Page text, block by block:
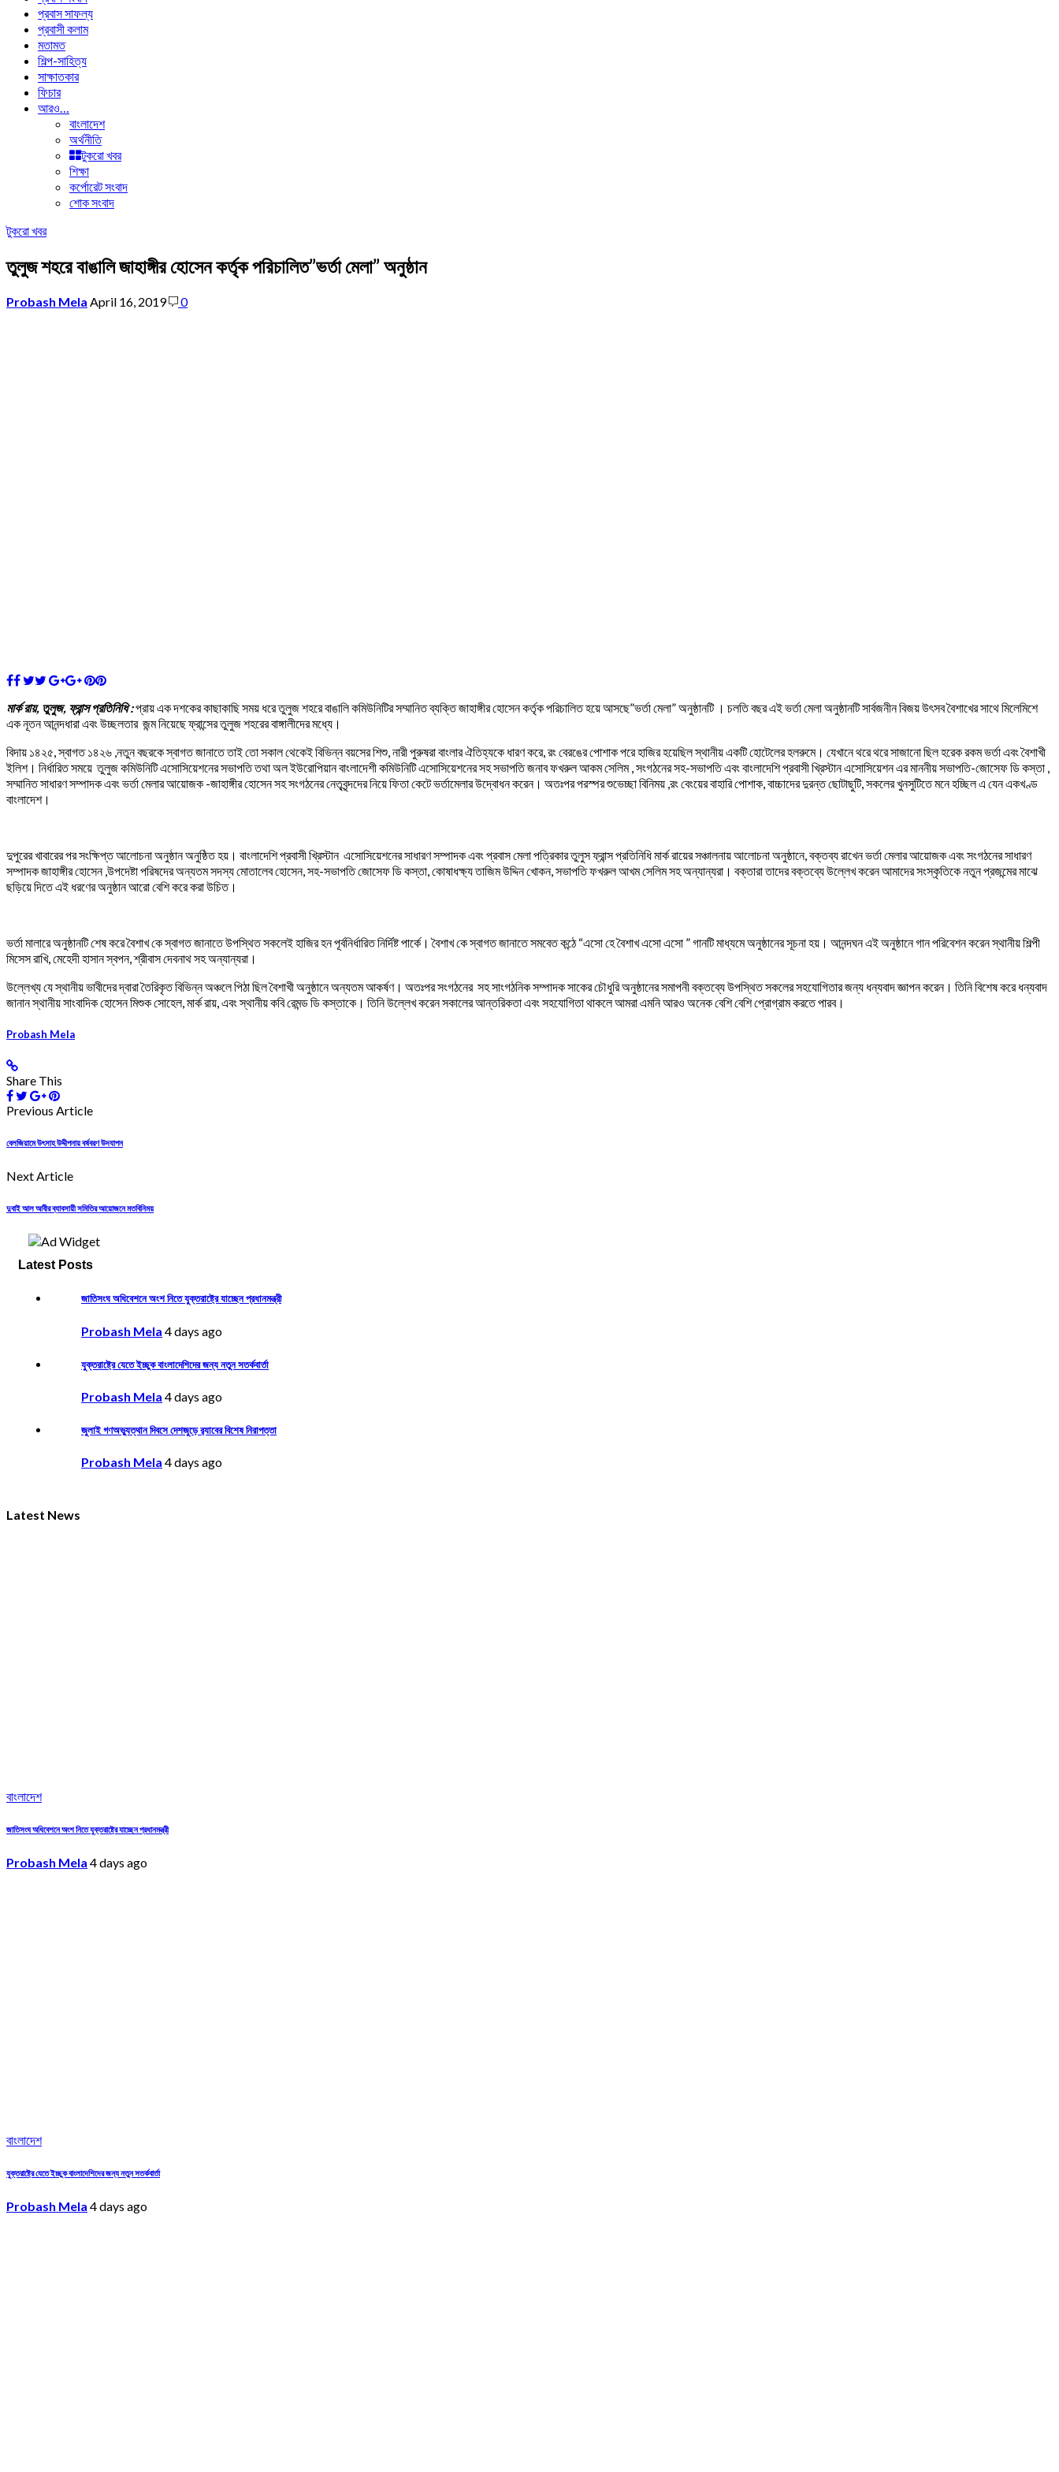
প্রবাস সাফল্য
প্রবাসী কলাম
মতামত
শিল্প-সাহিত্য
সাক্ষাতকার
ফিচার
আরও…
বাংলাদেশ
অর্থনীতি
টুকরো খবর
শিক্ষা
কর্পোরেট সংবাদ
শোক সংবাদ
টুকরো খবর
তুলুজ শহরে বাঙালি জাহাঙ্গীর হোসেন কর্তৃক পরিচালিত”ভর্তা মেলা” অনুষ্ঠান
Probash Mela April 16, 2019 0
মার্ক রায়, তুলুজ, ফ্রান্স প্রতিনিধি :প্রায় এক দশকের কাছাকাছি সময় ধরে তুলুজ শহরে বাঙালি কমিউনিটির সম্মানিত ব্যক্তি জাহাঙ্গীর হোসেন কর্তৃক পরিচালিত হয়ে আসছে”ভর্তা মেলা” অনুষ্ঠানটি । চলতি বছর এই ভর্তা মেলা অনুষ্ঠানটি সার্বজনীন বিজয় উৎসব বৈশাখের সাথে মিলেমিশে
এক নূতন আনন্দধারা এবং উচ্ছলতার জন্ম নিয়েছে ফ্রান্সের তুলুজ শহরের বাঙ্গালীদের মধ্যে।
বিদায় ১৪২৫, স্বাগত ১৪২৬ ,নতুন বছরকে স্বাগত জানাতে তাই তো সকাল থেকেই বিভিন্ন বয়সের শিশু, নারী পুরুষরা বাংলার ঐতিহ্যকে ধারণ করে, রং বেরঙের পোশাক পরে হাজির হয়েছিল স্থানীয় একটি হোটেলের হলরুমে। যেখানে থরে থরে সাজানো ছিল হরেক রকম ভর্তা এবং বৈশাখী
ইলিশ। নির্ধারিত সময়ে তুলুজ কমিউনিটি এসোসিয়েশনের সভাপতি তথা অল ইউরোপিয়ান বাংলাদেশী কমিউনিটি এসোসিয়েশনের সহ সভাপতি জনাব ফখরুল আকম সেলিম , সংগঠনের সহ-সভাপতি এবং বাংলাদেশি প্রবাসী খ্রিস্টান এসোসিয়েশন এর মাননীয় সভাপতি-জোসেফ ডি কস্তা ,
সম্মানিত সাধারণ সম্পাদক এবং ভর্তা মেলার আয়োজক -জাহাঙ্গীর হোসেন সহ সংগঠনের নেতৃবৃন্দদের নিয়ে ফিতা কেটে ভর্তামেলার উদ্বোধন করেন। অতঃপর পরস্পর শুভেচ্ছা বিনিময় ,রং বেংয়ের বাহারি পোশাক, বাচ্চাদের দুরন্ত ছোটাছুটি, সকলের খুনসুটিতে মনে হচ্ছিল এ যেন একখণ্ড
বাংলাদেশ।
দুপুরের খাবারের পর সংক্ষিপ্ত আলোচনা অনুষ্ঠান অনুষ্ঠিত হয়। বাংলাদেশি প্রবাসী খ্রিস্টান এসোসিয়েশনের সাধারণ সম্পাদক এবং প্রবাস মেলা পত্রিকার তুলুস ফ্রান্স প্রতিনিধি মার্ক রায়ের সঞ্চালনায় আলোচনা অনুষ্ঠানে, বক্তব্য রাখেন ভর্তা মেলার আয়োজক এবং সংগঠনের সাধারণ
সম্পাদক জাহাঙ্গীর হোসেন ,উপদেষ্টা পরিষদের অন্যতম সদস্য মোতালেব হোসেন, সহ-সভাপতি জোসেফ ডি কস্তা, কোষাধক্ষ্য তাজিম উদ্দিন খোকন, সভাপতি ফখরুল আখম সেলিম সহ অন্যান্যরা। বক্তারা তাদের বক্তব্যে উল্লেখ করেন আমাদের সংস্কৃতিকে নতুন প্রজন্মের মাঝে
ছড়িয়ে দিতে এই ধরণের অনুষ্ঠান আরো বেশি করে করা উচিত।
ভর্তা মালারে অনুষ্ঠানটি শেষ করে বৈশাখ কে স্বাগত জানাতে উপস্থিত সকলেই হাজির হন পূর্বনির্ধারিত নির্দিষ্ট পার্কে। বৈশাখ কে স্বাগত জানাতে সমবেত কন্ঠে “এসো হে বৈশাখ এসো এসো ” গানটি মাধ্যমে অনুষ্ঠানের সূচনা হয়। আনন্দঘন এই অনুষ্ঠানে গান পরিবেশন করেন স্থানীয় শিল্পী
মিসেস রাখি, মেহেদী হাসান স্বপন, শ্রীবাস দেবনাথ সহ অন্যান্যরা।
উল্লেখ্য যে স্থানীয় ভাবীদের দ্বারা তৈরিকৃত বিভিন্ন অঞ্চলে পিঠা ছিল বৈশাখী অনুষ্ঠানে অন্যতম আকর্ষণ। অতঃপর সংগঠনের সহ সাংগঠনিক সম্পাদক সাকের চৌধুরি অনুষ্ঠানের সমাপনী বক্তব্যে উপস্থিত সকলের সহযোগিতার জন্য ধন্যবাদ জ্ঞাপন করেন। তিনি বিশেষ করে ধন্যবাদ
জানান স্থানীয় সাংবাদিক হোসেন মিশুক সোহেল, মার্ক রায়, এবং স্থানীয় কবি রেমন্ড ডি কস্তাকে। তিনি উল্লেখ করেন সকালের আন্তরিকতা এবং সহযোগিতা থাকলে আমরা এমনি আরও অনেক বেশি বেশি প্রোগ্রাম করতে পারব।
Probash Mela
Share This
Previous Article
বেলজিয়ামে উৎসাহ উদ্দীপনায় বর্ষবরণ উদযাপন
Next Article
দুবাই আল আবীর ব্যাবসায়ী সমিতির আয়োজনে মতবিনিময়
Latest Posts
জাতিসংঘ অধিবেশনে অংশ নিতে যুক্তরাষ্ট্রে যাচ্ছেন প্রধানমন্ত্রী
Probash Mela 4 days ago
যুক্তরাষ্ট্রে যেতে ইচ্ছুক বাংলাদেশিদের জন্য নতুন সতর্কবার্তা
Probash Mela 4 days ago
জুলাই গণঅভ্যুত্থান দিবসে দেশজুড়ে র‌্যাবের বিশেষ নিরাপত্তা
Probash Mela 4 days ago
Latest News
বাংলাদেশ
জাতিসংঘ অধিবেশনে অংশ নিতে যুক্তরাষ্ট্রে যাচ্ছেন প্রধানমন্ত্রী
Probash Mela 4 days ago
বাংলাদেশ
যুক্তরাষ্ট্রে যেতে ইচ্ছুক বাংলাদেশিদের জন্য নতুন সতর্কবার্তা
Probash Mela 4 days ago